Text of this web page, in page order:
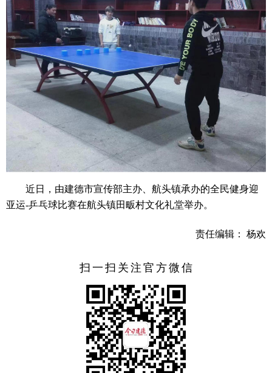
近日，由建德市宣传部主办、航头镇承办的全民健身迎
亚运-乒乓球比赛在航头镇田畈村文化礼堂举办。
责任编辑： 杨欢
扫一扫关注官方微信